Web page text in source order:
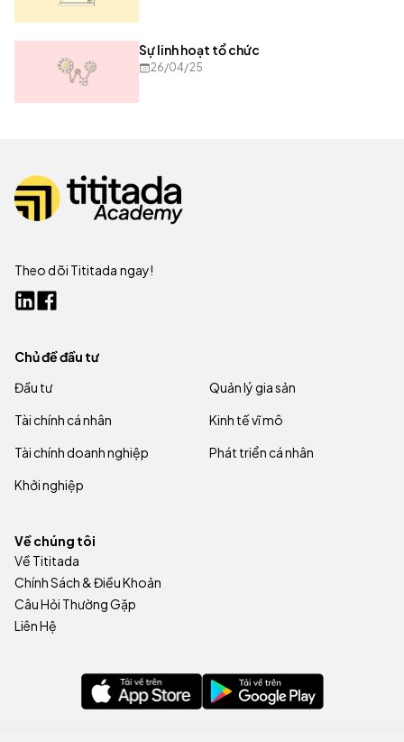
Sự linh hoạt tổ chức
26/04/25
Theo dõi Tititada ngay!
Chủ đề đầu tư
Đầu tư
Quản lý gia sản
Tài chính cá nhân
Kinh tế vĩ mô
Tài chính doanh nghiệp
Phát triển cá nhân
Khởi nghiệp
Về chúng tôi
Về Tititada
Chính Sách & Điều Khoản
Câu Hỏi Thường Gặp
Liên Hệ